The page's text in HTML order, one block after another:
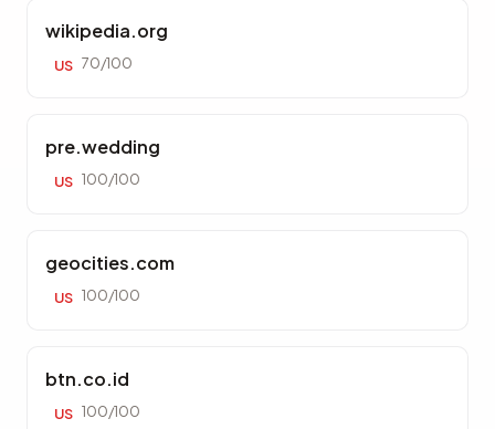
wikipedia.org
US 70/100
pre.wedding
US 100/100
geocities.com
US 100/100
btn.co.id
US 100/100